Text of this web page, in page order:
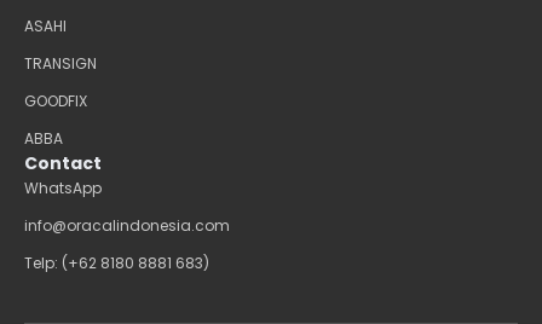
ASAHI
TRANSIGN
GOODFIX
ABBA
Contact
WhatsApp
info@oracalindonesia.com
Telp: (+62 8180 8881 683)